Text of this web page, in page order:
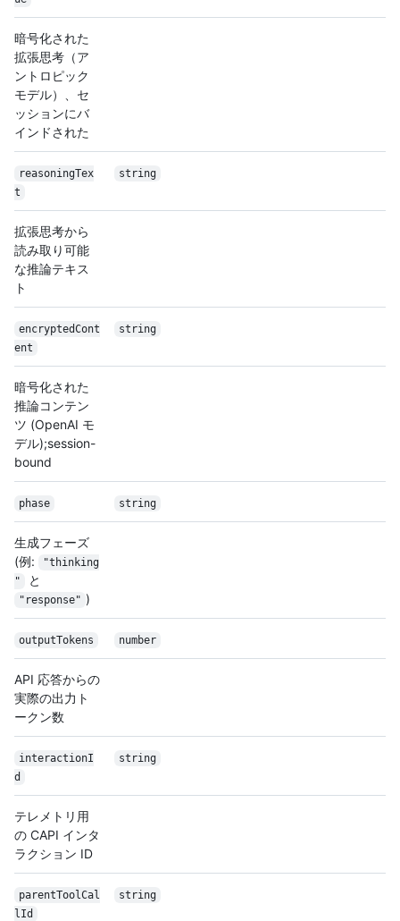
暗号化された
拡張思考（ア
ントロピック
モデル）、セ
ッションにバ
インドされた
reasoningTex
t
string
拡張思考から
読み取り可能
な推論テキス
ト
encryptedCont
ent
string
暗号化された
推論コンテン
ツ (OpenAI モ
デル);session-
bound
phase string
生成フェーズ
(例:
"thinking
"
と
"response" )
outputTokens number
API 応答からの
実際の出力ト
ークン数
interactionI
d
string
テレメトリ用
の CAPI インタ
ラクション ID
parentToolCal
lId
string